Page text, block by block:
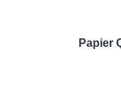
Papier